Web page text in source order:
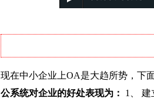
现在中小企业上OA是大趋所势，下
公系统对企业的好处表现为：
1、